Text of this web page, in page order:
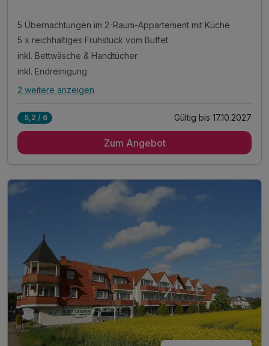
5 Übernachtungen im 2-Raum-Appartement mit Küche
5 x reichhaltiges Frühstück vom Buffet
inkl. Bettwäsche & Handtücher
inkl. Endreinigung
Alle Inklusivleistungen
5 x reichhaltiges Frühstück vom Buffet
inkl. Gas/Wasser/Strom
2 weitere anzeigen
5,2 / 6 Gültig bis 17.10.2027
Zum Angebot